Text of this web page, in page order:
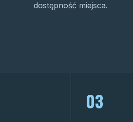
dostępność miejsca.
03